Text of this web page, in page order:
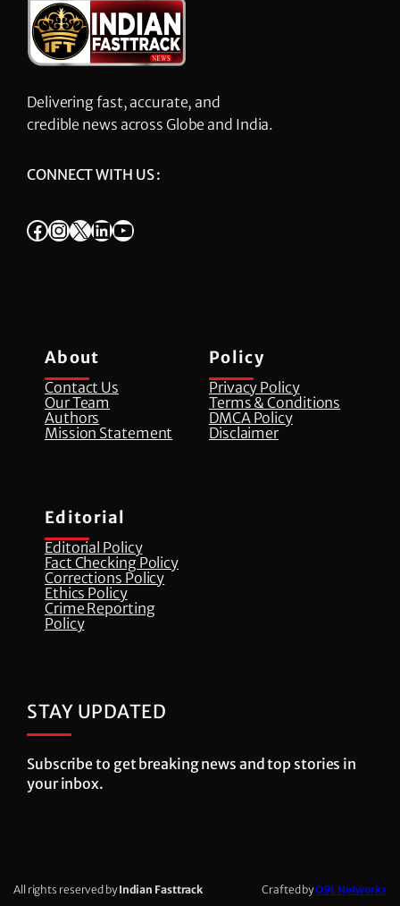
Delivering fast, accurate, and
credible news across Globe and India.
CONNECT WITH US :
Facebook InstagramX LinkedIn YouTube
About
Contact Us
Our Team
Authors
Mission Statement
Policy
Privacy Policy
Terms & Conditions
DMCA Policy
Disclaimer
Editorial
Editorial Policy
Fact Checking Policy
Corrections Policy
⁠Ethics Policy
Crime Reporting
Policy
STAY UPDATED
Subscribe to get breaking news and top stories in
your inbox.
All rights reserved by Indian Fasttrack Crafted byO9L Networks